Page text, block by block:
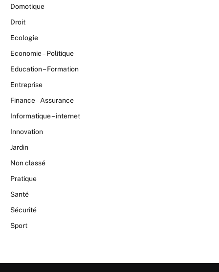
Domotique
Droit
Ecologie
Economie – Politique
Education – Formation
Entreprise
Finance – Assurance
Informatique – internet
Innovation
Jardin
Non classé
Pratique
Santé
Sécurité
Sport